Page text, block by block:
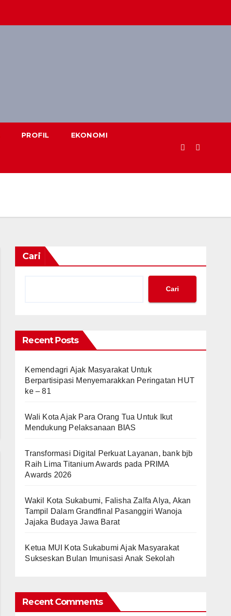
PROFIL EKONOMI
Cari
Cari
Recent Posts
Kemendagri Ajak Masyarakat Untuk
Berpartisipasi Menyemarakkan Peringatan HUT
ke – 81
Wali Kota Ajak Para Orang Tua Untuk Ikut
Mendukung Pelaksanaan BIAS
Transformasi Digital Perkuat Layanan, bank bjb
Raih Lima Titanium Awards pada PRIMA
Awards 2026
Wakil Kota Sukabumi, Falisha Zalfa Alya, Akan
Tampil Dalam Grandfinal Pasanggiri Wanoja
Jajaka Budaya Jawa Barat
Ketua MUI Kota Sukabumi Ajak Masyarakat
Sukseskan Bulan Imunisasi Anak Sekolah
Recent Comments